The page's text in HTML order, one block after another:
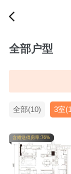
全部户型
全部(10) 3室
含赠送得房率:76%